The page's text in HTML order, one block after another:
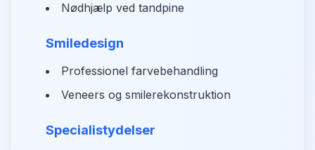
Nødhjælp ved tandpine
Smiledesign
Professionel farvebehandling
Veneers og smilerekonstruktion
Specialistydelser